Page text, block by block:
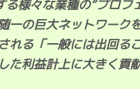
様々な業種の“プロフ
一の巨大ネットワーク
れる「一般には出回る
利益計上に大きく貢